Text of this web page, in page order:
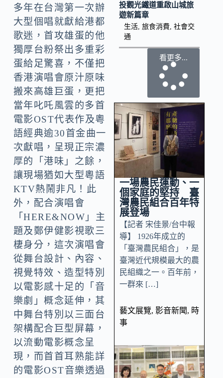
多年在台灣第一次辦
大型個唱就獻給港都
歌迷，首攻雄蛋的他
獨厚台粉祭出多重彩
蛋給足驚喜，不僅把
香港演唱會原汁原味
搬來高雄巨蛋，更把
當年叱吒風雲的多首
電影OST代表作及粵
語經典逾30首金曲一
次獻唱，呈現正宗濃
厚的「港味」之餘，
讓現場猶如大型粵語
KTV熱鬧非凡！此
外，配合演唱會
「HERE&NOW」主
題及鄭伊健影視歌三
棲身分，這次演唱會
從舞台設計、內容、
視覺特效、造型特別
以電影感十足的「音
樂劇」概念延伸，其
中舞台特別以三面台
架構配合巨型屏幕，
以流動電影概念呈
現，而首首耳熟能詳
的電影OST音樂透過
投觀光鐵道重啟山城旅
遊新篇章
生活, 旅食消費 社會交
通
看更多...
一場農民運動、一
個家庭的堅持 臺
灣農民組合百年特
展登場
【記者 宋佳景/台中報
導】 1926年成立的
「臺灣農民組合」，是
臺灣近代規模最大的農
民組織之一。百年前，
一群來 […]
藝文展覽, 影音新聞, 時
事